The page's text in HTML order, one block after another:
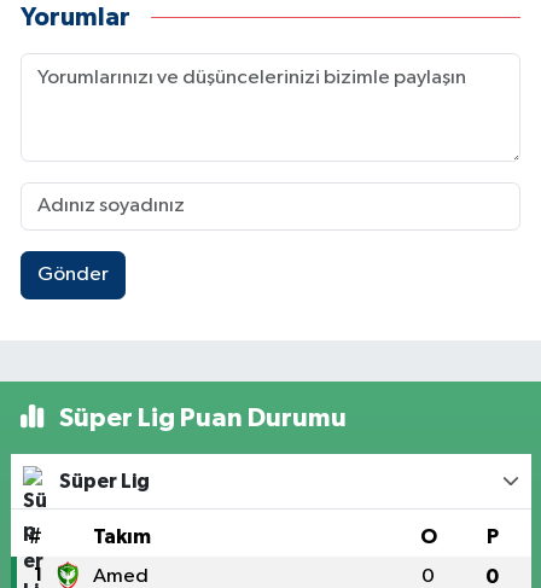
Yorumlar
Gönder
Süper Lig Puan Durumu
Süper Lig
# Takım O P
1 Amed 0 0